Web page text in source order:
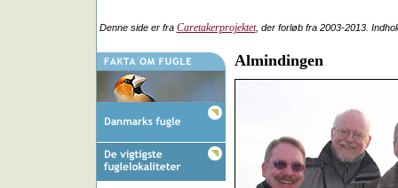
Denne side er fra Caretakerprojektet, der forløb fra 2003-2013.
Almindingen